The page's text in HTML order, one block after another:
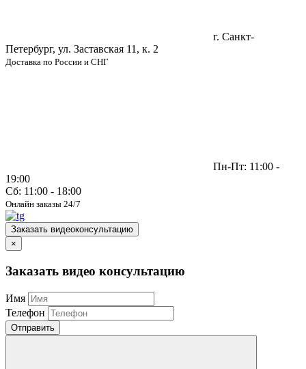
г. Санкт-
Петербург, ул. Заставская 11, к. 2
Доставка по России и СНГ
Пн-Пт: 11:00 -
19:00
Сб: 11:00 - 18:00
Онлайн заказы 24/7
Заказать видеоконсультацию
×
Заказать видео консультацию
Имя
Телефон
Отправить